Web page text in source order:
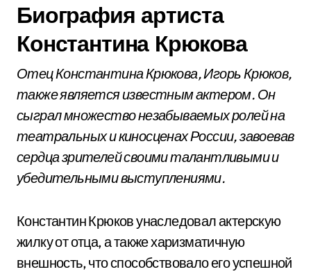
Биография артиста
Константина Крюкова
Отец Константина Крюкова, Игорь Крюков,
также является известным актером. Он
сыграл множество незабываемых ролей на
театральных и киносценах России, завоевав
сердца зрителей своими талантливыми и
убедительными выступлениями.
Константин Крюков унаследовал актерскую
жилку от отца, а также харизматичную
внешность, что способствовало его успешной